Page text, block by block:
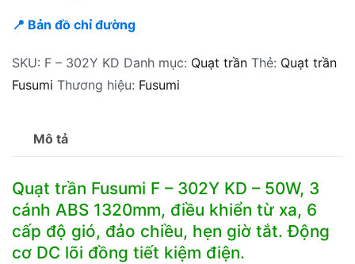
📍 Bản đồ chỉ đường
SKU: F – 302Y KD Danh mục: Quạt trần Thẻ: Quạt trần
Fusumi Thương hiệu: Fusumi
Mô tả
Quạt trần Fusumi F – 302Y KD – 50W, 3
cánh ABS 1320mm, điều khiển từ xa, 6
cấp độ gió, đảo chiều, hẹn giờ tắt. Động
cơ DC lõi đồng tiết kiệm điện.